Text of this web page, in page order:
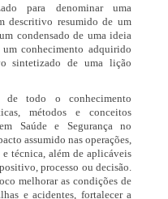
para denominar uma
descritivo resumido de um
condensado de uma ideia
conhecimento adquirido
sintetizado de uma lição
todo o conhecimento
métodos e conceitos
Saúde e Segurança no
assumido nas operações,
técnica, além de aplicáveis
processo ou decisão.
melhorar as condições de
e acidentes, fortalecer a